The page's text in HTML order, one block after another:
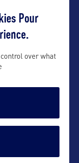
Pour
control over what